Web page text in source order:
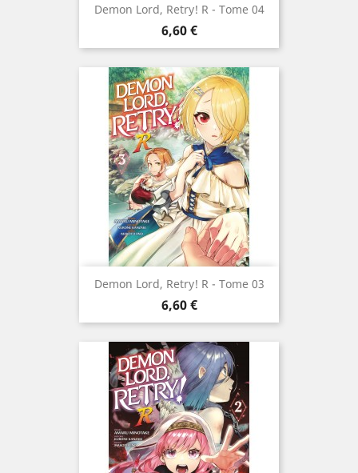
Demon Lord, Retry! R - Tome 04
Prix
6,60 €
Demon Lord, Retry! R - Tome 03
Prix
6,60 €